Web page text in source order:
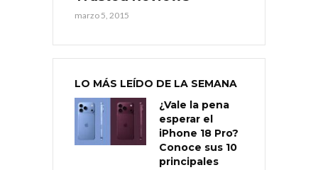
marzo 5, 2015
LO MÁS LEÍDO DE LA SEMANA
¿Vale la pena
esperar el
iPhone 18 Pro?
Conoce sus 10
principales